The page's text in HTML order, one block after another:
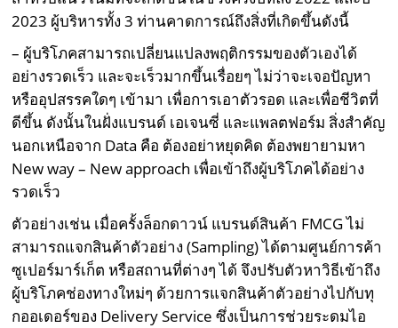
2023 ผู้บริหารทั้ง 3 ท่านคาดการณ์ถึงสิ่งที่เกิดขึ้นดังนี้
– ผู้บริโภคสามารถเปลี่ยนแปลงพฤติกรรมของตัวเองได้
อย่างรวดเร็ว และจะเร็วมากขึ้นเรื่อยๆ ไม่ว่าจะเจอปัญหา
หรืออุปสรรคใดๆ เข้ามา เพื่อการเอาตัวรอด และเพื่อชีวิตที่
ดีขึ้น ดังนั้นในฝั่งแบรนด์ เอเจนซี่ และแพลตฟอร์ม สิ่งสำคัญ
นอกเหนือจาก Data คือ ต้องอย่าหยุดคิด ต้องพยายามหา
New way – New approach เพื่อเข้าถึงผู้บริโภคได้อย่าง
รวดเร็ว
ตัวอย่างเช่น เมื่อครั้งล็อกดาวน์ แบรนด์สินค้า FMCG ไม่
สามารถแจกสินค้าตัวอย่าง (Sampling) ได้ตามศูนย์การค้า
ซูเปอร์มาร์เก็ต หรือสถานที่ต่างๆ ได้ จึงปรับตัวหาวิธีเข้าถึง
ผู้บริโภคช่องทางใหม่ๆ ด้วยการแจกสินค้าตัวอย่างไปกับทุ
กออเดอร์ของ Delivery Service ซึ่งเป็นการช่วยระดมไอ